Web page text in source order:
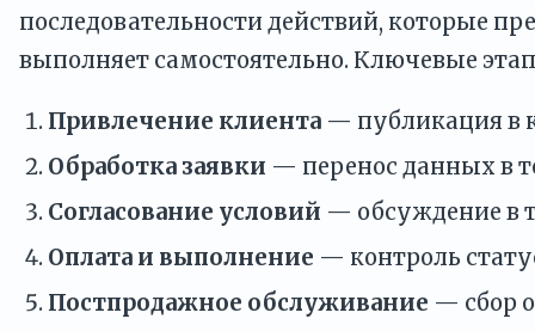
последовательности действий, которые
выполняет самостоятельно. Ключевые
Привлечение клиента — публикация в
Обработка заявки — перенос данных в
Согласование условий — обсуждение в
Оплата и выполнение — контроль
Постпродажное обслуживание — сбор